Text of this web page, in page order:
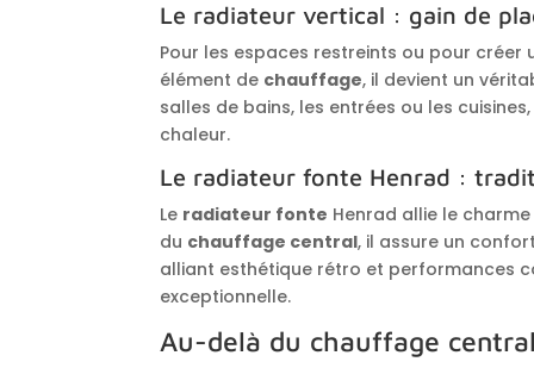
Le radiateur vertical : gain de
Pour les espaces restreints ou pour
élément de chauffage, il devient un
salles de bains, les entrées ou les
chaleur.
Le radiateur fonte Henrad :
Le radiateur fonte Henrad allie le
du chauffage central, il assure un
alliant esthétique rétro et performances
exceptionnelle.
Au-delà du chauffage